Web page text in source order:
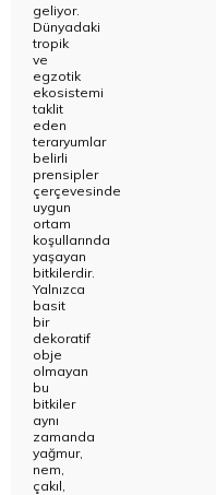
geliyor.
Dünyadaki
tropik
ve
egzotik
ekosistemi
taklit
eden
teraryumlar
belirli
prensipler
çerçevesinde
uygun
ortam
koşullarında
yaşayan
bitkilerdir.
Yalnızca
basit
bir
dekoratif
obje
olmayan
bu
bitkiler
aynı
zamanda
yağmur,
nem,
çakıl,